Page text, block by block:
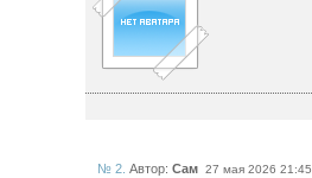
№ 2. Автор: Сам 27 мая 2026 21:45